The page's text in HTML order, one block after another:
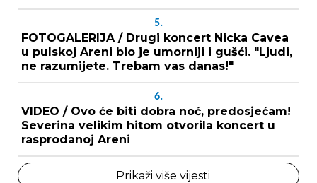
5.
FOTOGALERIJA / Drugi koncert Nicka Cavea
u pulskoj Areni bio je umorniji i gušći. "Ljudi,
ne razumijete. Trebam vas danas!"
6.
VIDEO / Ovo će biti dobra noć, predosjećam!
Severina velikim hitom otvorila koncert u
rasprodanoj Areni
Prikaži više vijesti